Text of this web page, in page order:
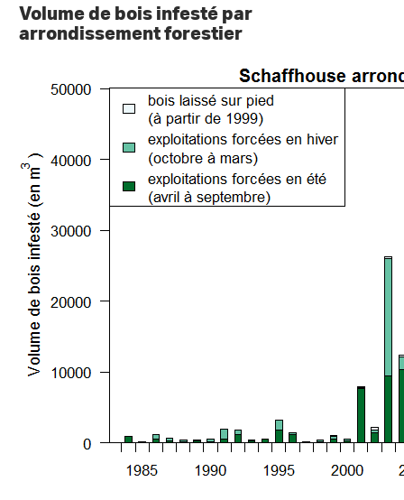
Volume de bois infesté par
arrondissement forestier